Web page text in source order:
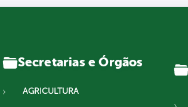
Secretarias e Órgãos
AGRICULTURA